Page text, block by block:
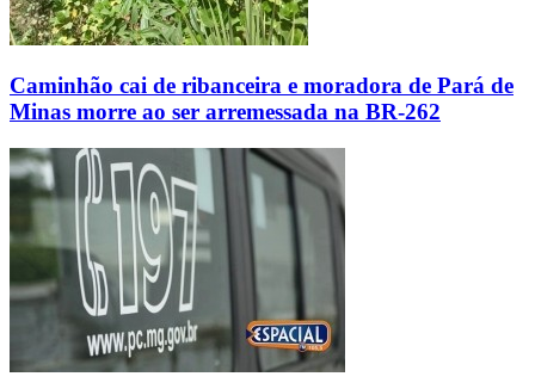
Caminhão cai de ribanceira e moradora de Pará de
Minas morre ao ser arremessada na BR-262